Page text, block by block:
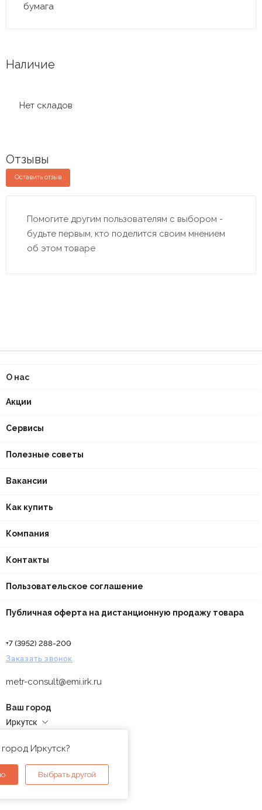
бумага
Наличие
Нет складов
Отзывы
Оставить отзыв
Помогите другим пользователям с выбором -
будьте первым, кто поделится своим мнением
об этом товаре
О нас
Акции
Сервисы
Полезные советы
Вакансии
Как купить
Компания
Контакты
Пользовательское соглашение
Публичная оферта на дистанционную продажу товара
+7 (3952) 288-200
Заказать звонок
metr-consult@emi.irk.ru
Ваш город
Иркутск
Иркутск?
Выбрать другой